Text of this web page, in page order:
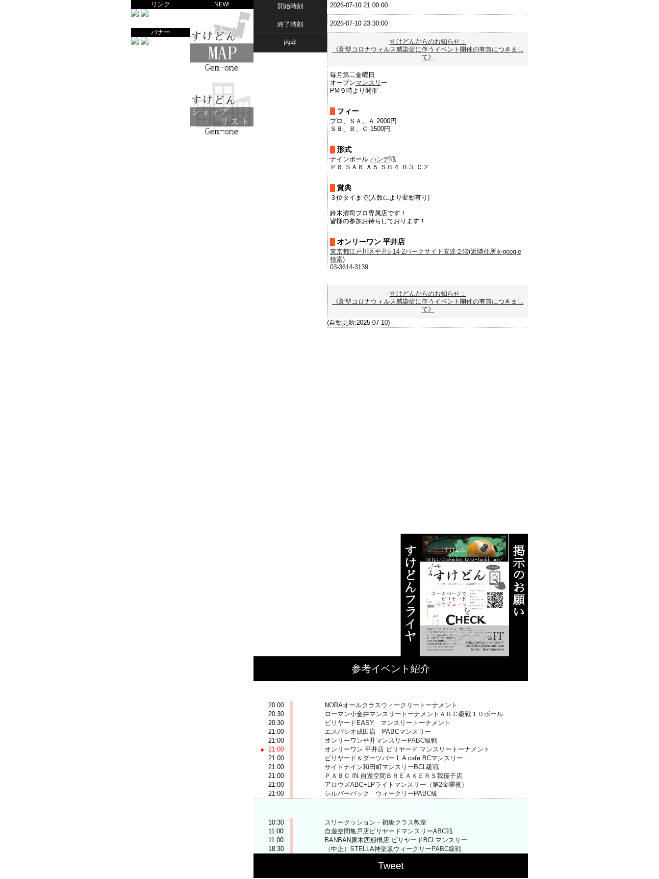
リンク
バナー
NEW! 開始時刻 2026-07-10 21:00:00
終了時刻 2026-07-10 23:30:00
内容
すけどんからのお知らせ：
《新型コロナウィルス感染症に伴うイベント開催の有無につきまし
て》
毎月第二金曜日
オープンマンスリ ー
PM９時より開催
フィー
プロ、ＳＡ、Ａ 2000円
ＳＢ、Ｂ、Ｃ 1500円
形式
ナインボール ハンデ戦
Ｐ６ ＳＡ６ Ａ５ ＳＢ４ Ｂ３ Ｃ２
賞典
３位タイまで(人数により変動有り)
鈴木清司プロ専属店です！
皆様の参加お待ちしております！
オンリーワン 平井店
東京都江戸川区平井5-14-2パークサイド安達２階(近隣住所をgoogle
検索)
03-3614-3139
すけどんからのお知らせ：
《新型コロナウィルス感染症に伴うイベント開催の有無につきまし
て》
(自動更新:2025-07-10)
参考イベント紹介
20:00
NORAオールクラスウィークリートーナメント
20:30
ローマン小金井マンスリートーナメントＡＢＣ級戦１０ボール
20:30
ビリヤードEASY マンスリートーナメント
21:00
エスパシオ成田店 PABCマンスリー
21:00
オンリーワン平井マンスリーPABC級戦
21:00
オンリーワン 平井店 ビリヤード マンスリートーナメント
21:00
ビリヤード＆ダーツバー L.A cafe BCマンスリー
21:00
サイドナイン和田町マンスリーBCL級戦
21:00
ＰＡＢＣ IN 自遊空間ＢＲＥＡＫＥＲＳ我孫子店
21:00
アロウズABC+LPライトマンスリー（第2金曜夜）
21:00
シルバーバック ウィークリーPABC級
10:30
スリークッション・初級クラス教室
11:00
自遊空間亀戸店ビリヤードマンスリーABC戦
11:00
BANBAN原木西船橋店 ビリヤードBCLマンスリー
18:30
（中止）STELLA神楽坂ウィークリーPABC級戦
Tweet